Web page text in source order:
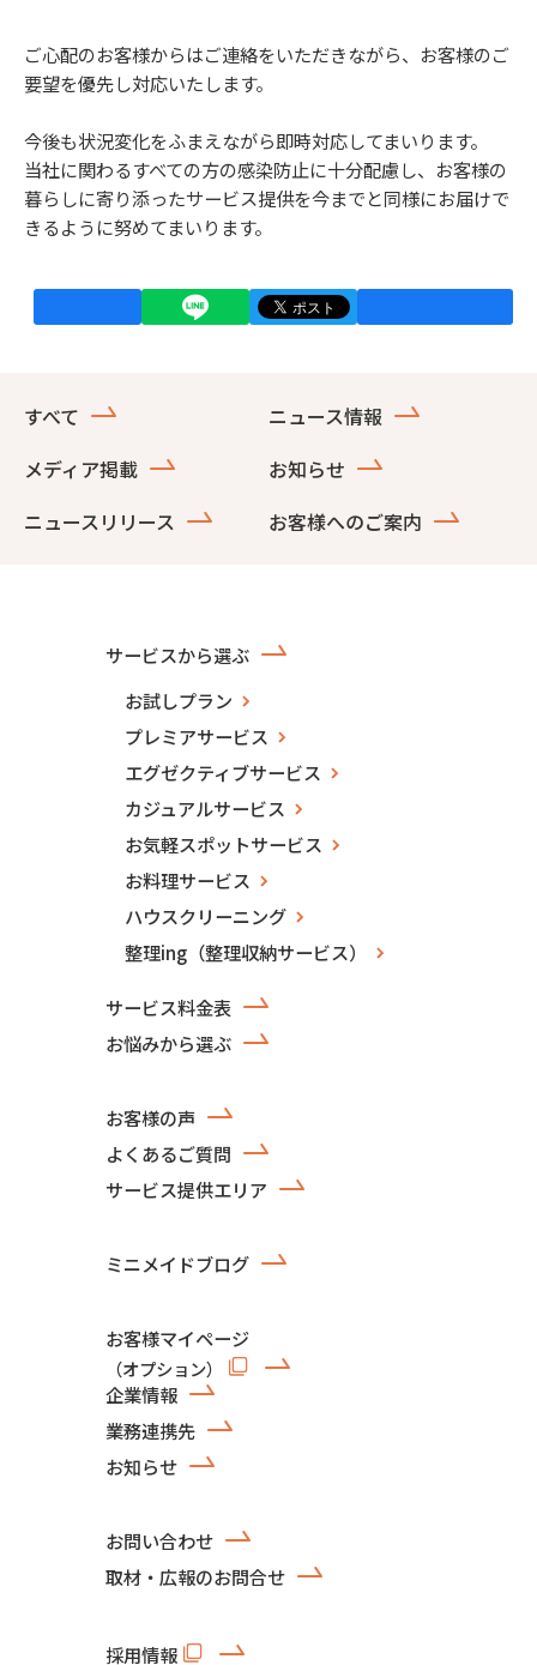
ご心配のお客様からはご連絡をいただきながら、お客様のご
要望を優先し対応いたします。
今後も状況変化をふまえながら即時対応してまいります。
当社に関わるすべての方の感染防止に十分配慮し、お客様の
暮らしに寄り添ったサービス提供を今までと同様にお届けで
きるように努めてまいります。
すべて
ニュース情報
メディア掲載
お知らせ
ニュースリリース
お客様へのご案内
サービスから選ぶ
お試しプラン
プレミアサービス
エグゼクティブサービス
カジュアルサービス
お気軽スポットサービス
お料理サービス
ハウスクリーニング
整理ing（整理収納サービス）
サービス料金表
お悩みから選ぶ
お客様の声
よくあるご質問
サービス提供エリア
ミニメイドブログ
お客様マイページ
（オプション）
企業情報
業務連携先
お知らせ
お問い合わせ
取材・広報のお問合せ
採用情報